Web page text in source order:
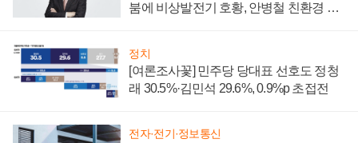
붐에 비상발전기 호황, 안병철 친환경 에
정치
[여론조사꽃] 민주당 당대표 선호도 정청
래 30.5%·김민석 29.6%, 0.9%p 초접전
전자·전기·정보통신